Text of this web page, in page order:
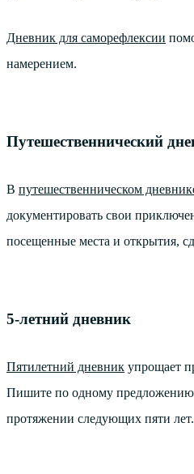
Дневник для саморефлексии
намерением.
Путешественнический
В путешественническом
документировать свои
посещенные места и открытия,
5-летний дневник
Пятилетний дневник упрощает
Пишите по одному
протяжении следующих пяти лет.